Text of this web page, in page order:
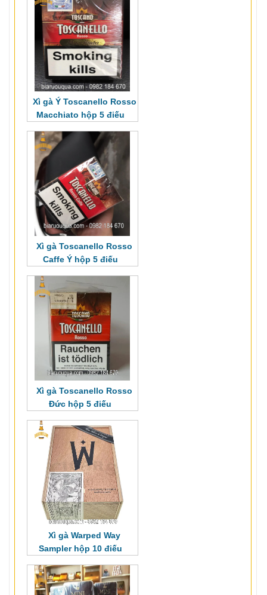
Xì gà Ý Toscanello Rosso
Macchiato hộp 5 điếu
Xì gà Toscanello Rosso
Caffe Ý hộp 5 điếu
Xì gà Toscanello Rosso
Đức hộp 5 điếu
Xì gà Warped Way
Sampler hộp 10 điếu